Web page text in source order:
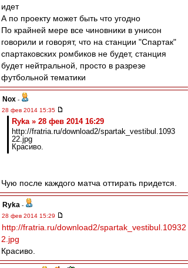
идет
А по проекту может быть что угодно
По крайней мере все чиновники в унисон
говорили и говорят, что на станции "Спартак"
спартаковских ромбиков не будет, станция
будет нейтральной, просто в разрезе
футбольной тематики
Nox -
28 фев 2014 15:35
Ryka » 28 фев 2014 16:29
http://fratria.ru/download2/spartak_vestibul.1093
22.jpg
Красиво.
Чую после каждого матча оттирать придется.
Ryka -
28 фев 2014 15:29
http://fratria.ru/download2/spartak_vestibul.10932
2.jpg
Красиво.